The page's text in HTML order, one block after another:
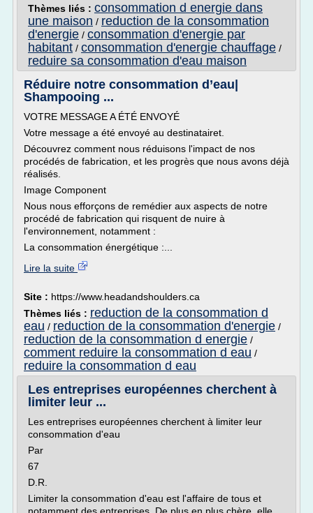
Thèmes liés : consommation d energie dans
une maison / reduction de la consommation
d'energie / consommation d'energie par
habitant / consommation d'energie chauffage /
reduire sa consommation d'eau maison
Réduire notre consommation d’eau|
Shampooing ...
VOTRE MESSAGE A ÉTÉ ENVOYÉ
Votre message a été envoyé au destinatairet.
Découvrez comment nous réduisons l'impact de nos
procédés de fabrication, et les progrès que nous avons déjà
réalisés.
Image Component
Nous nous efforçons de remédier aux aspects de notre
procédé de fabrication qui risquent de nuire à
l'environnement, notamment :
La consommation énergétique :...
Lire la suite
Site : https://www.headandshoulders.ca
Thèmes liés : reduction de la consommation d
eau / reduction de la consommation d'energie /
reduction de la consommation d energie /
comment reduire la consommation d eau /
reduire la consommation d eau
Les entreprises européennes cherchent à
limiter leur ...
Les entreprises européennes cherchent à limiter leur
consommation d'eau
Par
67
D.R.
Limiter la consommation d'eau est l'affaire de tous et